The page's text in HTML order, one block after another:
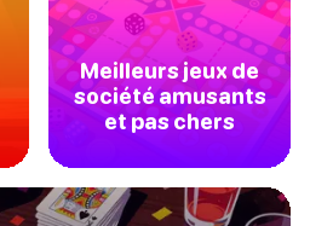
Meilleurs jeux de
société amusants
et pas chers